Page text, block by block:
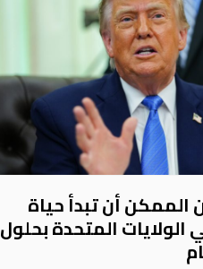
الممكن أن تبدأ حياة
الولايات المتحدة بحلول